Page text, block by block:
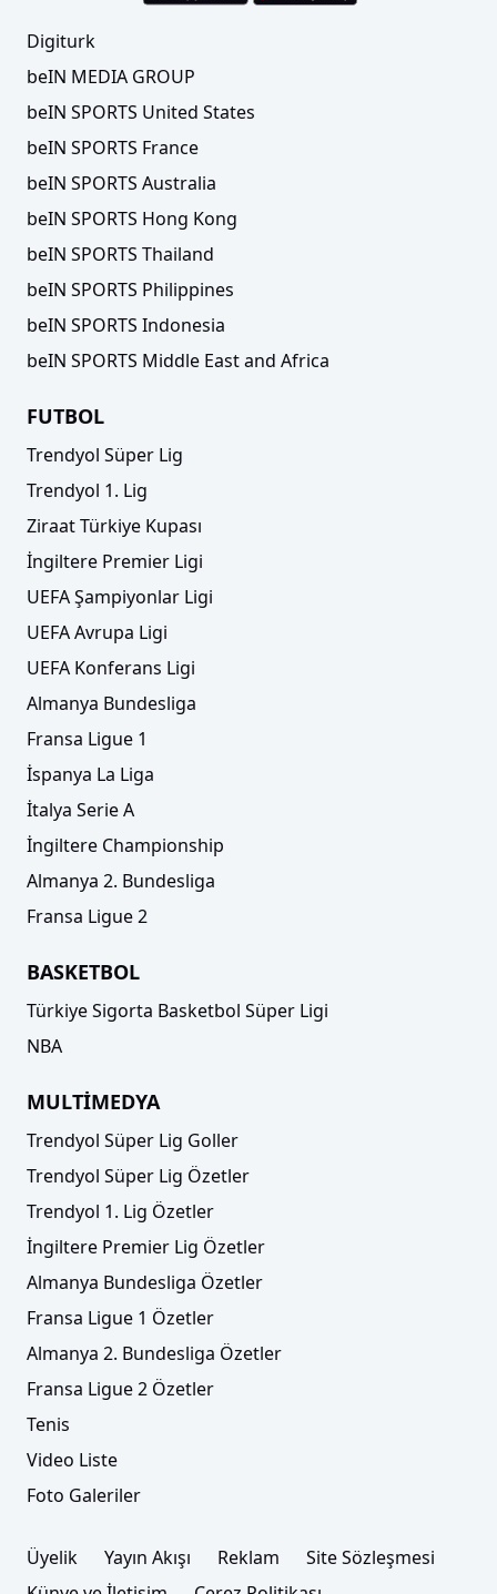
Digiturk
beIN MEDIA GROUP
beIN SPORTS United States
beIN SPORTS France
beIN SPORTS Australia
beIN SPORTS Hong Kong
beIN SPORTS Thailand
beIN SPORTS Philippines
beIN SPORTS Indonesia
beIN SPORTS Middle East and Africa
FUTBOL
Trendyol Süper Lig
Trendyol 1. Lig
Ziraat Türkiye Kupası
İngiltere Premier Ligi
UEFA Şampiyonlar Ligi
UEFA Avrupa Ligi
UEFA Konferans Ligi
Almanya Bundesliga
Fransa Ligue 1
İspanya La Liga
İtalya Serie A
İngiltere Championship
Almanya 2. Bundesliga
Fransa Ligue 2
BASKETBOL
Türkiye Sigorta Basketbol Süper Ligi
NBA
MULTİMEDYA
Trendyol Süper Lig Goller
Trendyol Süper Lig Özetler
Trendyol 1. Lig Özetler
İngiltere Premier Lig Özetler
Almanya Bundesliga Özetler
Fransa Ligue 1 Özetler
Almanya 2. Bundesliga Özetler
Fransa Ligue 2 Özetler
Tenis
Video Liste
Foto Galeriler
Üyelik Yayın Akışı Reklam
Site Sözleşmesi